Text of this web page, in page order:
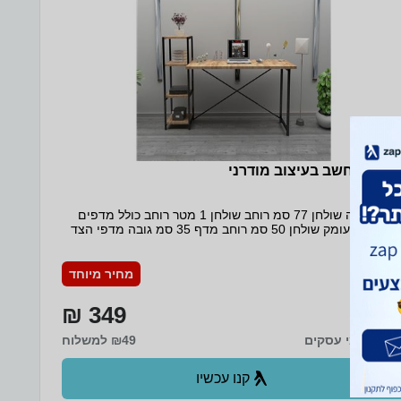
מחשב בעיצוב מודרני
מידות גובה שולחן 77 סמ רוחב שולחן 1 מטר רוחב כולל מדפים
1.36 מטר עומק שולחן 50 סמ רוחב מדף 35 סמ גובה מדפי הצד
הוראות הרכבה
מחיר מיוחד
349 ₪
₪49 למשלוח עד 5 ימי עסקים
קנו עכשיו